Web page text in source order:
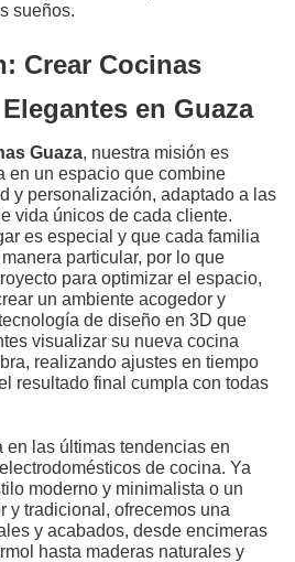
sueños.
Crear Cocinas
en Guaza
Guaza, nuestra misión es
en un espacio que combine
y personalización, adaptado a las
vida únicos de cada cliente.
es especial y que cada familia
particular, por lo que
para optimizar el espacio,
un ambiente acogedor y
de diseño en 3D que
visualizar su nueva cocina
realizando ajustes en tiempo
resultado final cumpla con todas
en las últimas tendencias en
de cocina. Ya
moderno y minimalista o un
y tradicional, ofrecemos una
y acabados, desde encimeras
hasta maderas naturales y